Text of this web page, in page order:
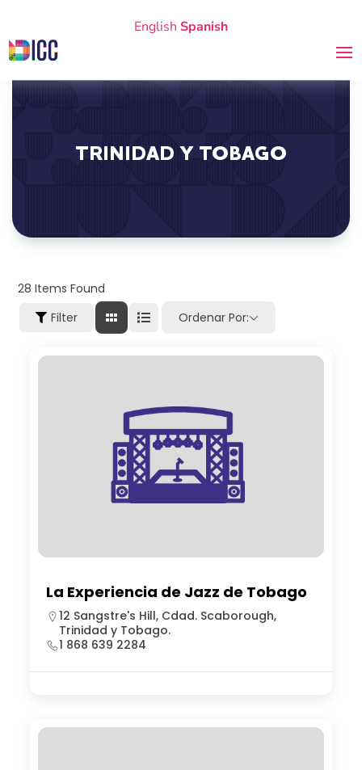
English Spanish
TRINIDAD Y TOBAGO
28 Items Found
Filter
Ordenar Por:
La Experiencia de Jazz de Tobago
12 Sangstre's Hill, Cdad. Scaborough,
Trinidad y Tobago.
1 868 639 2284